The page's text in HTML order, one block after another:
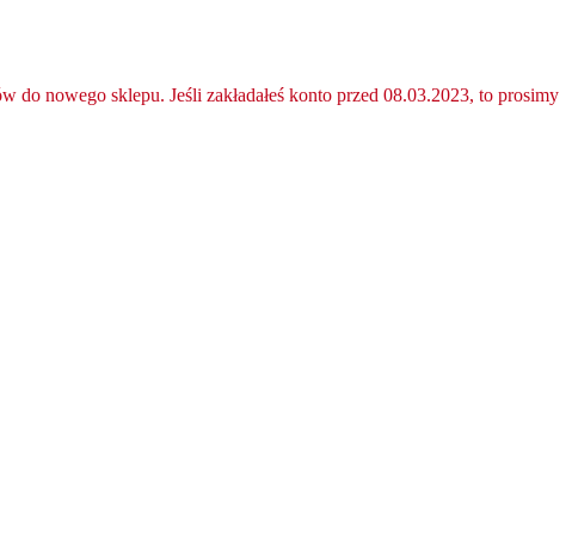
nowego sklepu. Jeśli zakładałeś konto przed 08.03.2023, to prosimy